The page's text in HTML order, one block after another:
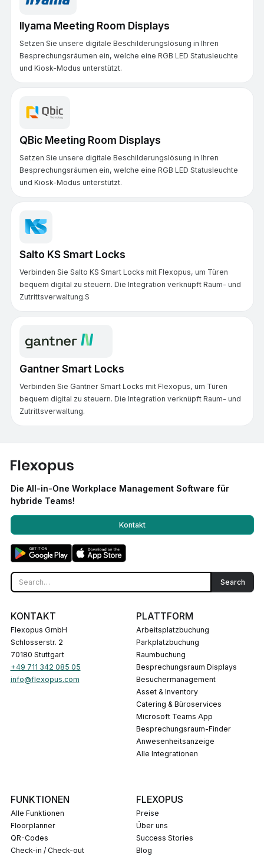
IIyama Meeting Room Displays
Setzen Sie unsere digitale Beschilderungslösung in Ihren
Besprechungsräumen ein, welche eine RGB LED Statusleuchte
und Kiosk-Modus unterstützt.
QBic Meeting Room Displays
Setzen Sie unsere digitale Beschilderungslösung in Ihren
Besprechungsräumen ein, welche eine RGB LED Statusleuchte
und Kiosk-Modus unterstützt.
Salto KS Smart Locks
Verbinden Sie Salto KS Smart Locks mit Flexopus, um Türen
bequem digital zu steuern. Die Integration verknüpft Raum- und
Zutrittsverwaltung.S
Gantner Smart Locks
Verbinden Sie Gantner Smart Locks mit Flexopus, um Türen
bequem digital zu steuern. Die Integration verknüpft Raum- und
Zutrittsverwaltung.
Die All-in-One Workplace Management Software für
hybride Teams!
Kontakt
KONTAKT
Flexopus GmbH
Schlosserstr. 2
70180 Stuttgart
+49 711 342 085 05
info@flexopus.com
PLATTFORM
Arbeitsplatzbuchung
Parkplatzbuchung
Raumbuchung
Besprechungsraum Displays
Besuchermanagement
Asset & Inventory
Catering & Büroservices
Microsoft Teams App
Besprechungsraum-Finder
Anwesenheitsanzeige
Alle Integrationen
FUNKTIONEN
Alle Funktionen
Floorplanner
QR-Codes
Check-in / Check-out
FLEXOPUS
Preise
Über uns
Success Stories
Blog